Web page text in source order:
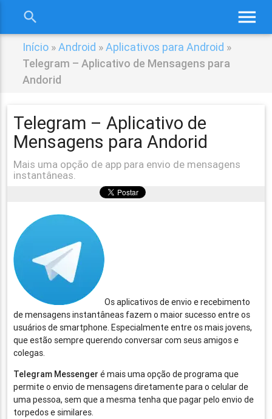
menu
search
Início »Android »Aplicativos para Android »
Telegram – Aplicativo de Mensagens para
Andorid
Telegram – Aplicativo de
Mensagens para Andorid
Mais uma opção de app para envio de mensagens
instantâneas.
Os aplicativos de envio e recebimento
de mensagens instantâneas fazem o maior sucesso entre os
usuários de smartphone. Especialmente entre os mais jovens,
que estão sempre querendo conversar com seus amigos e
colegas.
Telegram Messenger é mais uma opção de programa que
permite o envio de mensagens diretamente para o celular de
uma pessoa, sem que a mesma tenha que pagar pelo envio de
torpedos e similares.